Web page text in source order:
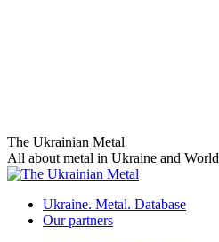
Skip
to
content
The Ukrainian Metal
All about metal in Ukraine and World
Ukraine. Metal. Database
Our partners